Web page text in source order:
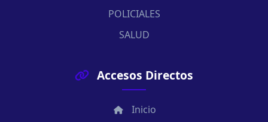
POLICIALES
SALUD
Accesos Directos
Inicio